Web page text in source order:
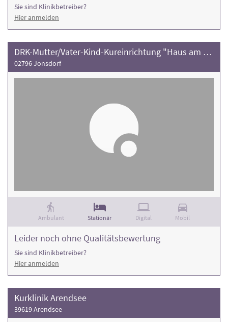
Sie sind Klinikbetreiber?
Hier anmelden
DRK-Mutter/Vater-Kind-Kureinrichtung "Haus am Jonsberg"
02796 Jonsdorf
Ambulant Stationär Digital Mobil
Leider noch ohne Qualitätsbewertung
Sie sind Klinikbetreiber?
Hier anmelden
Kurklinik Arendsee
39619 Arendsee